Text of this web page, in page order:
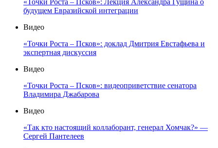
«Точки Роста – Псков»: Лекция Александра Гущина о
будущем Евразийской интеграции
Видео
«Точки Роста – Псков»: доклад Дмитрия Евстафьева и
экспертная дискуссия
Видео
«Точки Роста – Псков»: видеоприветствие сенатора
Владимира Джабарова
Видео
«Так кто настоящий коллаборант, генерал Хомчак?» —
Сергей Пантелеев